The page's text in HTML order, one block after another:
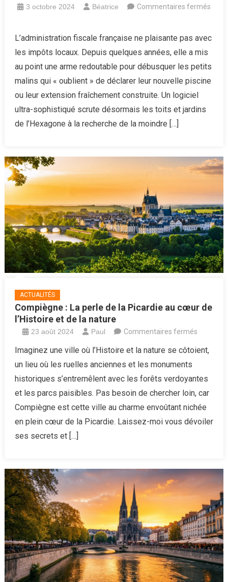
3 octobre 2024 Béatrice
Commentaires fermés
prenez
pas
de
risques
!
Les
nouvelles
Fisc
contrôler
votre
propriété
!
L’administration fiscale française ne plaisante pas avec
les impôts locaux. Depuis quelques années, elle a mis
au point une arme redoutable pour débusquer les petits
malins qui « oublient » de déclarer leur nouvelle piscine
ou leur extension fraîchement construite. Un logiciel
ultra-sophistiqué scrute désormais les toits et jardins
de l’Hexagone à la recherche de la moindre […]
ACTUALITÉS
Compiègne : La perle de la Picardie au cœur de
l’Histoire et de la nature
23 août 2024 Paul Commentaires ferméssur
perle
de
la
Picardie
l’Histoire
la
nature
Imaginez une ville où l’Histoire et la nature se côtoient,
un lieu où les ruelles anciennes et les monuments
historiques s’entremêlent avec les forêts verdoyantes
et les parcs paisibles. Pas besoin de chercher loin, car
Compiègne est cette ville au charme envoûtant nichée
en plein cœur de la Picardie. Laissez-moi vous dévoiler
ses secrets et […]